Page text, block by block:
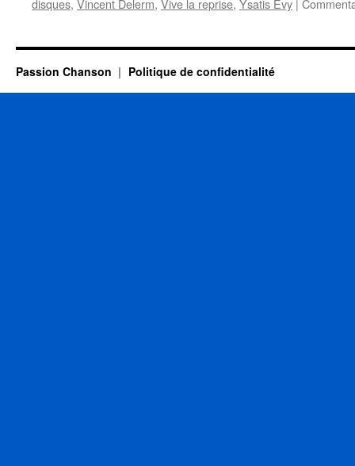
disques, Vincent Delerm, Vive la reprise, Ysatis Evy |
Passion Chanson Politique de confidentialité